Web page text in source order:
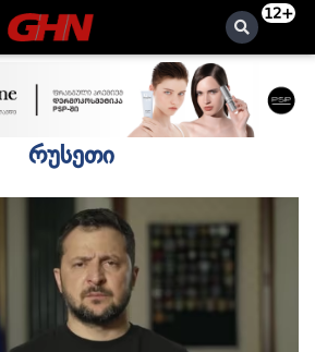
12+
რუსეთი